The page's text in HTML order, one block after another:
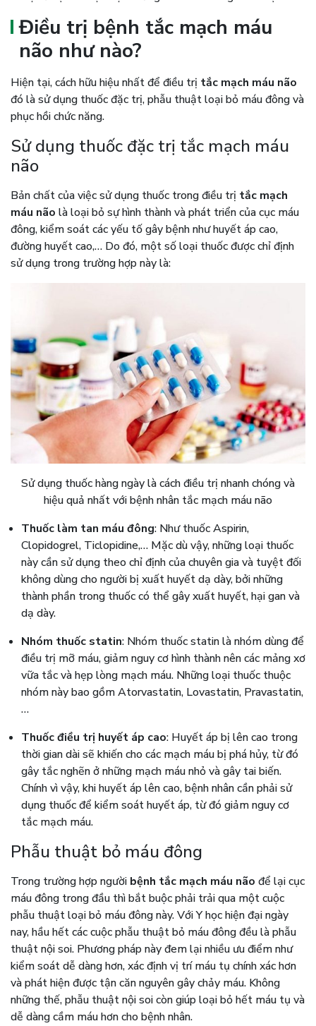
Điều trị bệnh tắc mạch máu
não như nào?
Hiện tại, cách hữu hiệu nhất để điều trị tắc mạch máu não
đó là sử dụng thuốc đặc trị, phẫu thuật loại bỏ máu đông và
phục hồi chức năng.
Sử dụng thuốc đặc trị tắc mạch máu
não
Bản chất của việc sử dụng thuốc trong điều trị tắc mạch
máu não là loại bỏ sự hình thành và phát triển của cục máu
đông, kiểm soát các yếu tố gây bệnh như huyết áp cao,
đường huyết cao,… Do đó, một số loại thuốc được chỉ định
sử dụng trong trường hợp này là:
Sử dụng thuốc hàng ngày là cách điều trị nhanh chóng và
hiệu quả nhất với bệnh nhân tắc mạch máu não
Thuốc làm tan máu đông: Như thuốc Aspirin,
Clopidogrel, Ticlopidine,… Mặc dù vậy, những loại thuốc
này cần sử dụng theo chỉ định của chuyên gia và tuyệt đối
không dùng cho người bị xuất huyết dạ dày, bởi những
thành phần trong thuốc có thể gây xuất huyết, hại gan và
dạ dày.
Nhóm thuốc statin: Nhóm thuốc statin là nhóm dùng để
điều trị mỡ máu, giảm nguy cơ hình thành nên các mảng xơ
vữa tắc và hẹp lòng mạch máu. Những loại thuốc thuộc
nhóm này bao gồm Atorvastatin, Lovastatin, Pravastatin,
…
Thuốc điều trị huyết áp cao: Huyết áp bị lên cao trong
thời gian dài sẽ khiến cho các mạch máu bị phá hủy, từ đó
gây tắc nghẽn ở những mạch máu nhỏ và gây tai biến.
Chính vì vậy, khi huyết áp lên cao, bệnh nhân cần phải sử
dụng thuốc để kiểm soát huyết áp, từ đó giảm nguy cơ
tắc mạch máu.
Phẫu thuật bỏ máu đông
Trong trường hợp người bệnh tắc mạch máu não để lại cục
máu đông trong đầu thì bắt buộc phải trải qua một cuộc
phẫu thuật loại bỏ máu đông này. Với Y học hiện đại ngày
nay, hầu hết các cuộc phẫu thuật bỏ máu đông đều là phẫu
thuật nội soi. Phương pháp này đem lại nhiều ưu điểm như
kiểm soát dễ dàng hơn, xác định vị trí máu tụ chính xác hơn
và phát hiện được tận căn nguyên gây chảy máu. Không
những thế, phẫu thuật nội soi còn giúp loại bỏ hết máu tụ và
dễ dàng cầm máu hơn cho bệnh nhân.